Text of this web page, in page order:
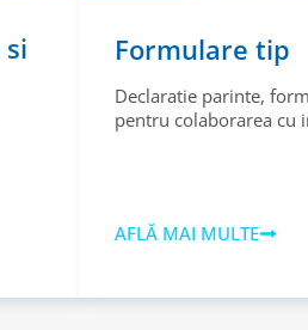
Formulare tip
Declaratie parinte,
pentru colaborarea cu
AFLĂ MAI MULTE